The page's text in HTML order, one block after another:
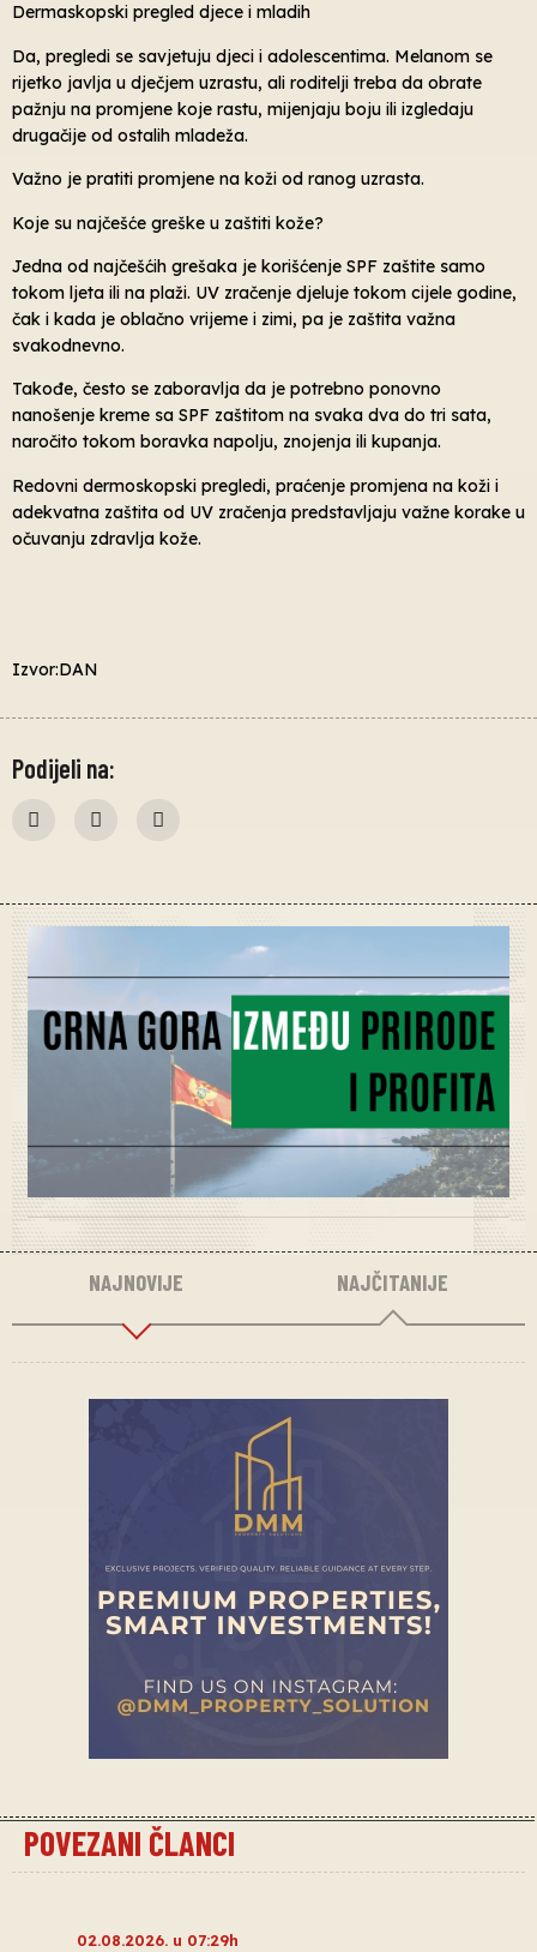
Dermaskopski pregled djece i mladih
Da, pregledi se savjetuju djeci i adolescentima. Melanom se
rijetko javlja u dječjem uzrastu, ali roditelji treba da obrate
pažnju na promjene koje rastu, mijenjaju boju ili izgledaju
drugačije od ostalih mladeža.
Važno je pratiti promjene na koži od ranog uzrasta.
Koje su najčešće greške u zaštiti kože?
Jedna od najčešćih grešaka je korišćenje SPF zaštite samo
tokom ljeta ili na plaži. UV zračenje djeluje tokom cijele godine,
čak i kada je oblačno vrijeme i zimi, pa je zaštita važna
svakodnevno.
Takođe, često se zaboravlja da je potrebno ponovno
nanošenje kreme sa SPF zaštitom na svaka dva do tri sata,
naročito tokom boravka napolju, znojenja ili kupanja.
Redovni dermoskopski pregledi, praćenje promjena na koži i
adekvatna zaštita od UV zračenja predstavljaju važne korake u
očuvanju zdravlja kože.
Izvor:DAN
Podijeli na:
NAJNOVIJE NAJČITANIJE
POVEZANI ČLANCI
02.08.2026. u 07:29h